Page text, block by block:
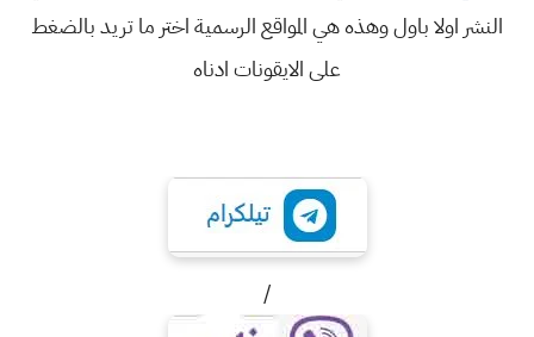
النشر اولا باول وهذه هي المواقع الرسمية اختر ما تريد بالضغط
على الايقونات ادناه
/